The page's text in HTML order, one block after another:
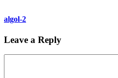
algol-2
Leave a Reply